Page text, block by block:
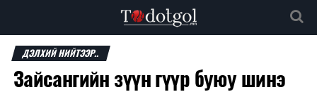
ДЭЛХИЙ НИЙТЭЭР..
Зайсангийн зүүн гүүр буюу шинэ